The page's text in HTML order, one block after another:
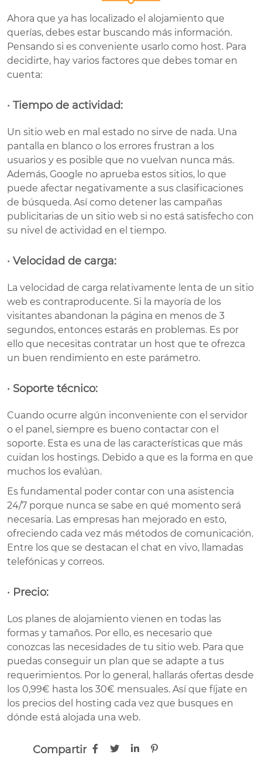
Ahora que ya has localizado el alojamiento que
querías, debes estar buscando más información.
Pensando si es conveniente usarlo como host. Para
decidirte, hay varios factores que debes tomar en
cuenta:
· Tiempo de actividad:
Un sitio web en mal estado no sirve de nada. Una
pantalla en blanco o los errores frustran a los
usuarios y es posible que no vuelvan nunca más.
Además, Google no aprueba estos sitios, lo que
puede afectar negativamente a sus clasificaciones
de búsqueda. Así como detener las campañas
publicitarias de un sitio web si no está satisfecho con
su nivel de actividad en el tiempo.
· Velocidad de carga:
La velocidad de carga relativamente lenta de un sitio
web es contraproducente. Si la mayoría de los
visitantes abandonan la página en menos de 3
segundos, entonces estarás en problemas. Es por
ello que necesitas contratar un host que te ofrezca
un buen rendimiento en este parámetro.
· Soporte técnico:
Cuando ocurre algún inconveniente con el servidor
o el panel, siempre es bueno contactar con el
soporte. Esta es una de las características que más
cuidan los hostings. Debido a que es la forma en que
muchos los evalúan.
Es fundamental poder contar con una asistencia
24/7 porque nunca se sabe en qué momento será
necesaria. Las empresas han mejorado en esto,
ofreciendo cada vez más métodos de comunicación.
Entre los que se destacan el chat en vivo, llamadas
telefónicas y correos.
· Precio:
Los planes de alojamiento vienen en todas las
formas y tamaños. Por ello, es necesario que
conozcas las necesidades de tu sitio web. Para que
puedas conseguir un plan que se adapte a tus
requerimientos. Por lo general, hallarás ofertas desde
los 0,99€ hasta los 30€ mensuales. Así que fíjate en
los precios del hosting cada vez que busques en
dónde está alojada una web.
Compartir